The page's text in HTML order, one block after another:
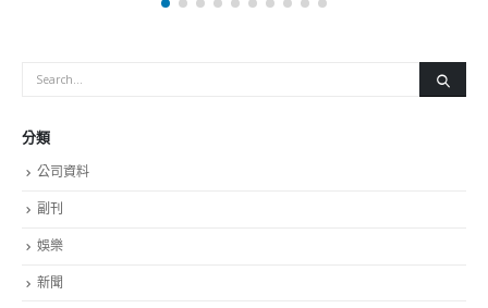
分類
公司資料
副刊
娛樂
新聞